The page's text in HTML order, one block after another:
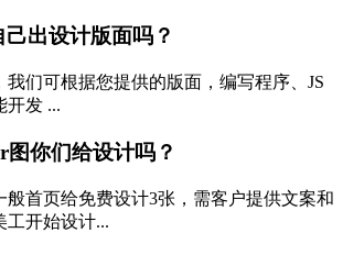
出设计版面吗？
我们可根据您提供的版面，编写程序、JS
开发 ...
图你们给设计吗？
般首页给免费设计3张，需客户提供文案和
工开始设计...